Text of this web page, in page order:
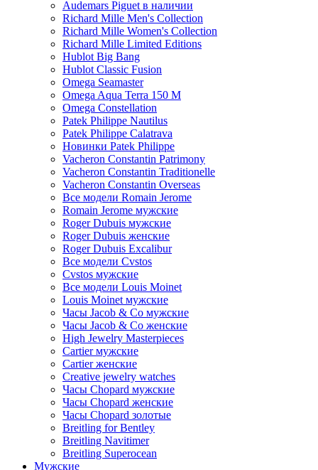
Audemars Piguet в наличии
Richard Mille Men's Collection
Richard Mille Women's Collection
Richard Mille Limited Editions
Hublot Big Bang
Hublot Classic Fusion
Omega Seamaster
Omega Aqua Terra 150 M
Omega Constellation
Patek Philippe Nautilus
Patek Philippe Calatrava
Новинки Patek Philippe
Vacheron Constantin Patrimony
Vacheron Constantin Traditionelle
Vacheron Constantin Overseas
Все модели Romain Jerome
Romain Jerome мужские
Roger Dubuis мужские
Roger Dubuis женские
Roger Dubuis Excalibur
Все модели Cvstos
Cvstos мужские
Все модели Louis Moinet
Louis Moinet мужские
Часы Jacob & Co мужские
Часы Jacob & Co женские
High Jewelry Masterpieces
Cartier мужские
Cartier женские
Creative jewelry watches
Часы Chopard мужские
Часы Сhopard женские
Часы Сhopard золотые
Breitling for Bentley
Breitling Navitimer
Breitling Superocean
Мужские